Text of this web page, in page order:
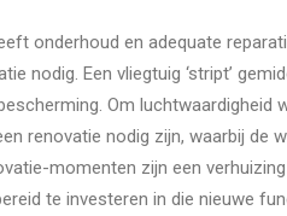
onderhoud en adequate
nodig. Een vliegtuig ‘stript’
Om
renovatie nodig zijn, waarbij
momenten zijn een
te investeren in die nieuwe